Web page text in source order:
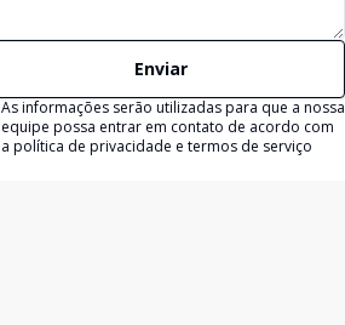
Enviar
As informações serão utilizadas para que a nossa
equipe possa entrar em contato de acordo com
a política de privacidade e termos de serviço